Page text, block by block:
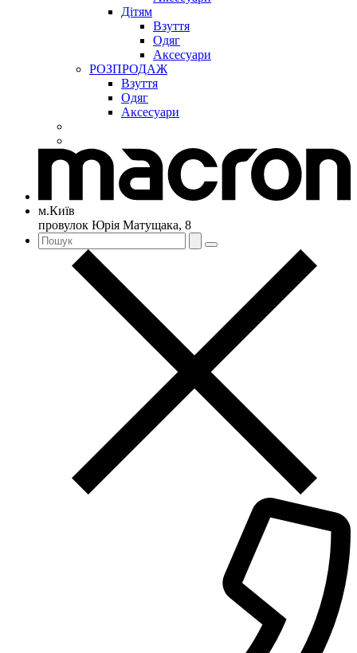
Дітям
Взуття
Одяг
Аксесуари
РОЗПРОДАЖ
Взуття
Одяг
Аксесуари
м.Київ
провулок Юрія Матущака, 8